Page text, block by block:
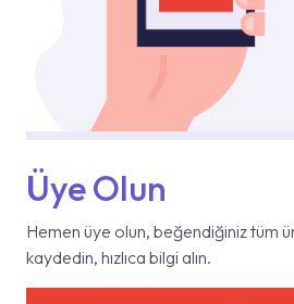
Üye Olun
Hemen üye olun, beğendiğiniz tüm
kaydedin, hızlıca bilgi alın.